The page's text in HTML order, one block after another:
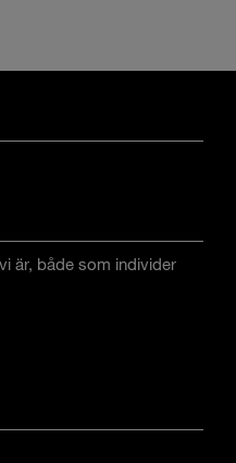
är, både som individer